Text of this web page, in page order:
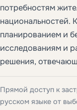
потребностям
национальностей.
планированием и
исследованиям и
решения,
Прямой доступ к
русском языке от